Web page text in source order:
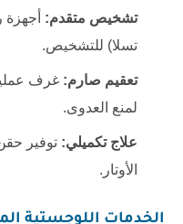
تشخيص متقدم:
تسلا) للتشخيص.
تعقيم صارم:
لمنع العدوى.
علاج تكميلي: توفير
الأوتار.
الخدمات اللوجستية